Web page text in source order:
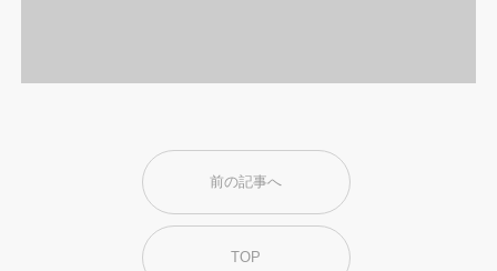
前の記事へ
TOP